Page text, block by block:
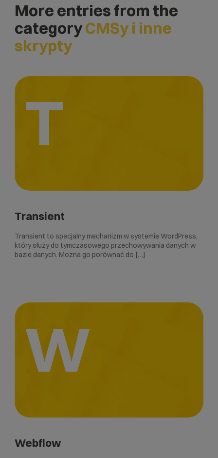
More entries from the
categoryCMSy i inne
skrypty
T
Transient
Transient to specjalny mechanizm w systemie WordPress,
który służy do tymczasowego przechowywania danych w
bazie danych. Można go porównać do […]
W
Webflow